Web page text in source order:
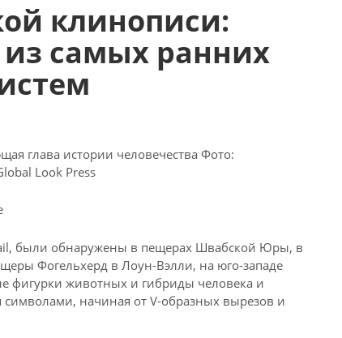
клинописи:
самых ранних
Фото:
Look Press
были обнаружены в пещерах Швабской Юры, в
Фогельхерд в Лоун-Вэлли, на юго-западе
фигурки животных и гибриды человека и
начиная от V-образных вырезов и